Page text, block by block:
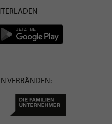
VERBÄNDEN: